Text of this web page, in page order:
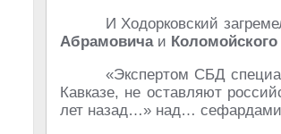
И Ходорковский
Абрамовичаи Коломойского
«Экспертом СБД
Кавказе, не оставляют
лет назад…» над…